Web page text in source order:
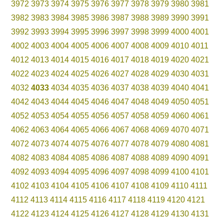
3972 3973 3974 3975 3976 3977 3978 3979 3980 3981
3982 3983 3984 3985 3986 3987 3988 3989 3990 3991
3992 3993 3994 3995 3996 3997 3998 3999 4000 4001
4002 4003 4004 4005 4006 4007 4008 4009 4010 4011
4012 4013 4014 4015 4016 4017 4018 4019 4020 4021
4022 4023 4024 4025 4026 4027 4028 4029 4030 4031
4032 4033 4034 4035 4036 4037 4038 4039 4040 4041
4042 4043 4044 4045 4046 4047 4048 4049 4050 4051
4052 4053 4054 4055 4056 4057 4058 4059 4060 4061
4062 4063 4064 4065 4066 4067 4068 4069 4070 4071
4072 4073 4074 4075 4076 4077 4078 4079 4080 4081
4082 4083 4084 4085 4086 4087 4088 4089 4090 4091
4092 4093 4094 4095 4096 4097 4098 4099 4100 4101
4102 4103 4104 4105 4106 4107 4108 4109 4110 4111
4112 4113 4114 4115 4116 4117 4118 4119 4120 4121
4122 4123 4124 4125 4126 4127 4128 4129 4130 4131